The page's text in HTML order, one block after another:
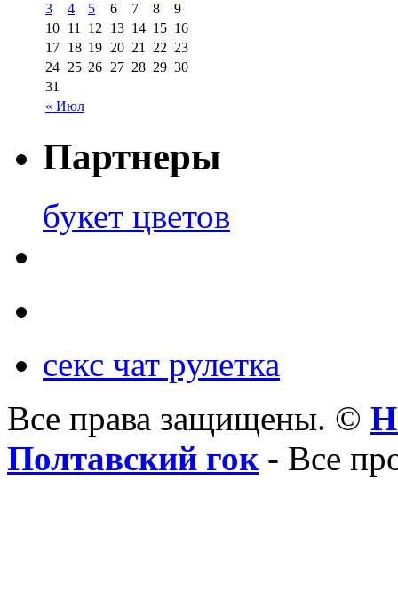
« Июл
3
4 5 6 7 8
9
10 11 12 13 14 15 16
17 18 19 20 21 22 23
24 25 26 27 28 29 30
31
Партнеры
букет цветов
секс чат рулетка
Все права защищены. ©
Полтавский гок- Все